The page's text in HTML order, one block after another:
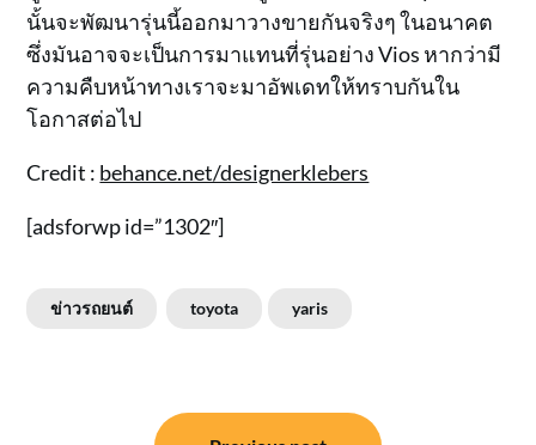
นั้นจะพัฒนารุ่นนี้ออกมาวางขายกันจริงๆ ในอนาคต
ซึ่งมันอาจจะเป็นการมาแทนที่รุ่นอย่าง Vios หากว่ามี
ความคืบหน้าทางเราจะมาอัพเดทให้ทราบกันใน
โอกาสต่อไป
Credit : behance.net/designerklebers
[adsforwp id=”1302″]
ข่าวรถยนต์ toyota yaris